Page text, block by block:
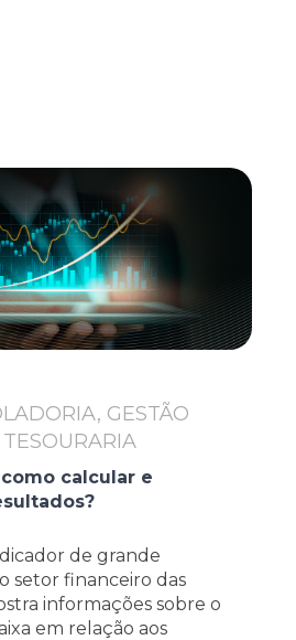
GESTÃO
como calcular e
de grande
setor financeiro das
informações sobre o
em relação aos